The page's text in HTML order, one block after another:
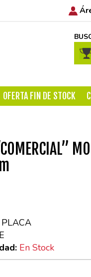
OFERTA FIN DE STOCK
PLACA
En Stock